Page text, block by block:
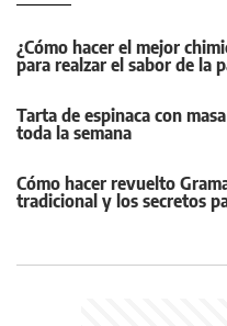
¿Cómo hacer el mejor
para realzar el sabor de la
Tarta de espinaca con
toda la semana
Cómo hacer revuelto
tradicional y los secretos